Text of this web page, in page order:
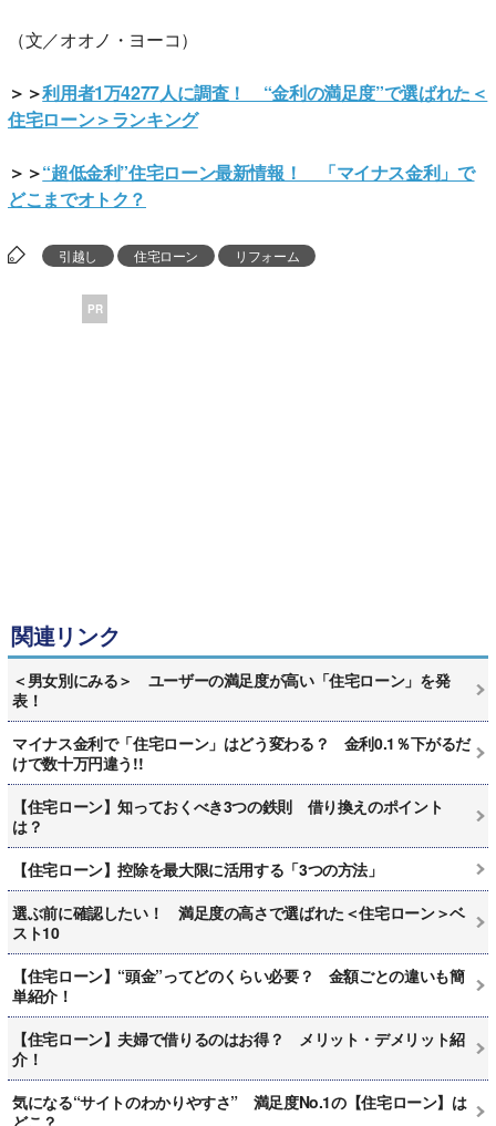
（文／オオノ・ヨーコ）
＞＞利用者1万4277人に調査！ “金利の満足度”で選ばれた＜
住宅ローン＞ランキング
＞＞“超低金利”住宅ローン最新情報！ 「マイナス金利」で
どこまでオトク？
引越し 住宅ローン リフォーム
PR
関連リンク
＜男女別にみる＞ ユーザーの満足度が高い「住宅ローン」を発
表！
マイナス金利で「住宅ローン」はどう変わる？ 金利0.1％下がるだ
けで数十万円違う!!
【住宅ローン】知っておくべき3つの鉄則 借り換えのポイント
は？
【住宅ローン】控除を最大限に活用する「3つの方法」
選ぶ前に確認したい！ 満足度の高さで選ばれた＜住宅ローン＞ベ
スト10
【住宅ローン】“頭金”ってどのくらい必要？ 金額ごとの違いも簡
単紹介！
【住宅ローン】夫婦で借りるのはお得？ メリット・デメリット紹
介！
気になる“サイトのわかりやすさ” 満足度No.1の【住宅ローン】は
どこ？